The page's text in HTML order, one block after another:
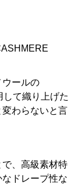
ウールの
して織り上げた
わらないと言
、高級素材特
ドレープ性な